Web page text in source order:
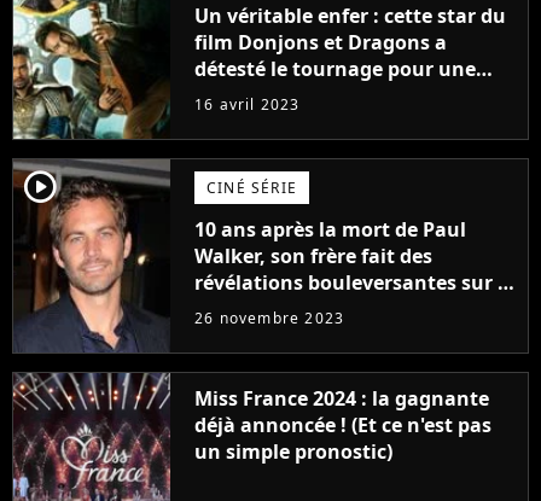
Un véritable enfer : cette star du
film Donjons et Dragons a
détesté le tournage pour une
raison très spéciale
16 avril 2023
player2 CINÉ SÉRIE
10 ans après la mort de Paul
Walker, son frère fait des
révélations bouleversantes sur la
réaction des acteurs de Fast and
26 novembre 2023
Miss France 2024 : la gagnante
déjà annoncée ! (Et ce n'est pas
un simple pronostic)